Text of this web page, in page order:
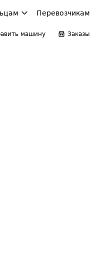
Перевозчикам
машину Заказы